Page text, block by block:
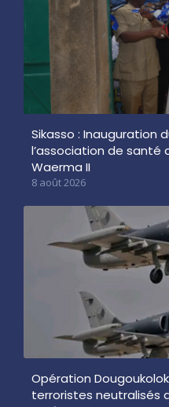
Sikasso : Inauguration
l’association de santé
Waerma II
8 août 2026
Opération
terroristes neutralisés